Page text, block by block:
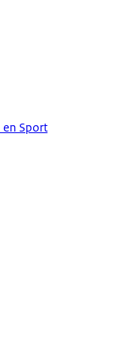
Sport